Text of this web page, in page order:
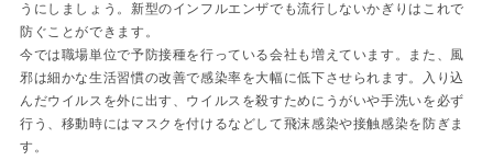
うにしましょう。新型のインフルエンザでも流行しないかぎりはこれで
防ぐことができます。
今では職場単位で予防接種を行っている会社も増えています。また、風
邪は細かな生活習慣の改善で感染率を大幅に低下させられます。入り込
んだウイルスを外に出す、ウイルスを殺すためにうがいや手洗いを必ず
行う、移動時にはマスクを付けるなどして飛沫感染や接触感染を防ぎま
す。